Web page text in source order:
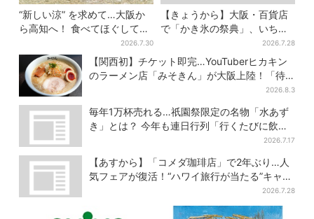
“新しい涼” を求めて…大阪か
ら高知へ！ 食べてほぐして
「仁淀ブルー」でととのう体
験旅【2026夏最新版】
2026.7.30
【きょうから】大阪・百貨店
で「かき氷の祭典」、いち
ご・イチジク・紅茶・チー
ズ…17店舗のメニュー集結
2026.7.28
【関西初】チケット即完…YouTuberヒカキン
のラーメン店「みそきん」が大阪上陸！「待
2026.8.3
毎年1万杯売れる…祇園祭限定の名物「水あず
き」とは？ 今年も連日行列「行くたびに飲ん
2026.7.17
【あすから】「コメダ珈琲店」で2年ぶり…人
気フェアが復活！“ハワイ旅行が当たる”キャン
2026.7.28